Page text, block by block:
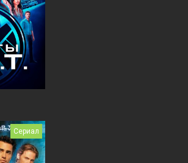
Сериал